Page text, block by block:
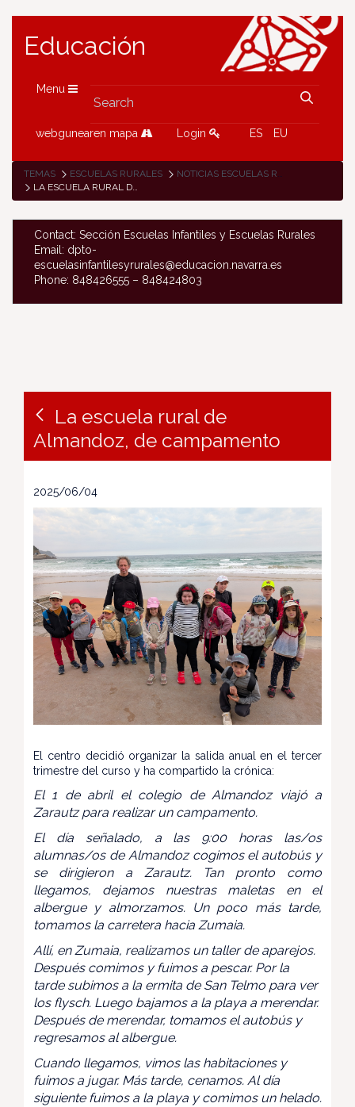
Educación
Menu
webgunearen mapa Login ES EU
TEMAS ESCUELAS RURALES
NOTICIAS ESCUELAS RURALES
LA ESCUELA RURAL DE ALMANDOZ, DE CAMPAMENTO
Contact: Sección Escuelas Infantiles y Escuelas Rurales
Email: dpto-
escuelasinfantilesyrurales@educacion.navarra.es
Phone: 848426555 – 848424803
La escuela rural de
Almandoz, de campamento
2025/06/04
El centro decidió organizar la salida anual en el tercer
trimestre del curso y ha compartido la crónica:
El 1 de abril el colegio de Almandoz viajó a
Zarautz para realizar un campamento.
El día señalado, a las 9:00 horas las/os
alumnas/os de Almandoz cogimos el autobús y
se dirigieron a Zarautz. Tan pronto como
llegamos, dejamos nuestras maletas en el
albergue y almorzamos. Un poco más tarde,
tomamos la carretera hacia Zumaia.
Allí, en Zumaia, realizamos un taller de aparejos.
Después comimos y fuimos a pescar. Por la
tarde subimos a la ermita de San Telmo para ver
los flysch. Luego bajamos a la playa a merendar.
Después de merendar, tomamos el autobús y
regresamos al albergue.
Cuando llegamos, vimos las habitaciones y
fuimos a jugar. Más tarde, cenamos. Al día
siguiente fuimos a la playa y comimos un helado.